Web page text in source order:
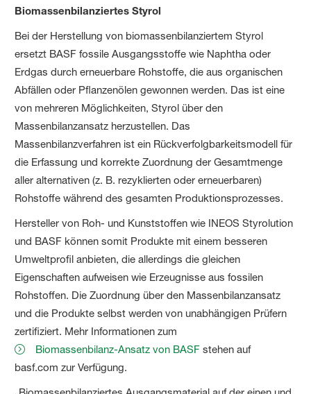
Biomassenbilanziertes Styrol
Bei der Herstellung von biomassenbilanziertem Styrol
ersetzt BASF fossile Ausgangsstoffe wie Naphtha oder
Erdgas durch erneuerbare Rohstoffe, die aus organischen
Abfällen oder Pflanzenölen gewonnen werden. Das ist eine
von mehreren Möglichkeiten, Styrol über den
Massenbilanzansatz herzustellen. Das
Massenbilanzverfahren ist ein Rückverfolgbarkeitsmodell für
die Erfassung und korrekte Zuordnung der Gesamtmenge
aller alternativen (z. B. rezyklierten oder erneuerbaren)
Rohstoffe während des gesamten Produktionsprozesses.
Hersteller von Roh- und Kunststoffen wie INEOS Styrolution
und BASF können somit Produkte mit einem besseren
Umweltprofil anbieten, die allerdings die gleichen
Eigenschaften aufweisen wie Erzeugnisse aus fossilen
Rohstoffen. Die Zuordnung über den Massenbilanzansatz
und die Produkte selbst werden von unabhängigen Prüfern
zertifiziert. Mehr Informationen zum
Biomassenbilanz-Ansatz von BASF stehen auf
basf.com zur Verfügung.